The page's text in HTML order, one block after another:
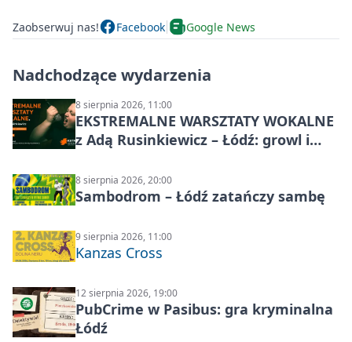
Zaobserwuj nas! Facebook Google News
Nadchodzące wydarzenia
8 sierpnia 2026, 11:00
EKSTREMALNE WARSZTATY WOKALNE
z Adą Rusinkiewicz – Łódź: growl i
8 sierpnia 2026, 20:00
Sambodrom – Łódź zatańczy sambę
9 sierpnia 2026, 11:00
Kanzas Cross
12 sierpnia 2026, 19:00
PubCrime w Pasibus: gra kryminalna
Łódź